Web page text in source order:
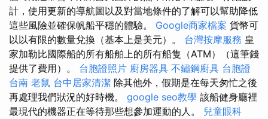
計，使用更新的導航圖以及對當地條件的了解可以幫助降低
這些風險並確保帆船平穩的體驗。 Google商家檔案 貨幣可
以以有限的數量兌換（基本上是美元）。 台灣按摩服務 皇
家加勒比國際船的所有船舶上的所有船隻（ATM）（這筆錢
提供了費用）。 台胞證照片 廚房器具 不鏽鋼廚具 台胞證
台南 老鼠 台中居家清潔 除其他外，假期是在每天匆忙之後
再處理我們狀況的好時機。 google seo教學 該船健身廳裡
最現代的機器正在等待那些想參加運動的人。 兒童眼科